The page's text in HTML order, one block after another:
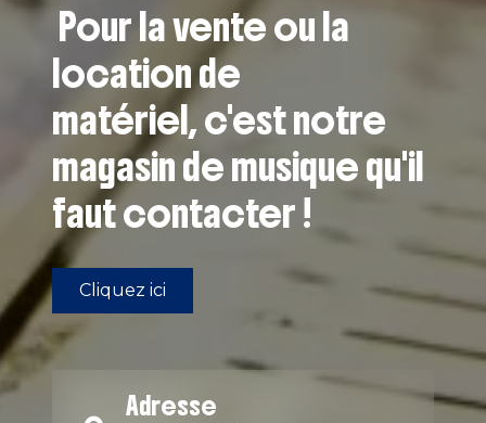
Pour la vente ou la
location de
matériel, c'est notre
magasin de musique qu'il
faut contacter !
Cliquez ici
Adresse